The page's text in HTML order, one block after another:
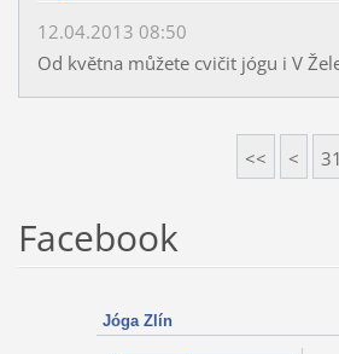
12.04.2013 08:50
Od května můžete cvičit jógu i V
<< < 31
Facebook
Jóga Zlín